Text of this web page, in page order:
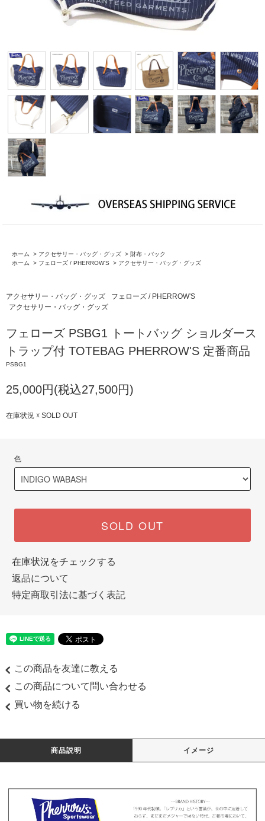
ホーム > アクセサリー・バッグ・グッズ > 財布・バック
ホーム
> フェローズ / PHERROW'S > アクセサリー・バッグ・グッズ
アクセサリー・バッグ・グッズ
フェローズ / PHERROW'S
アクセサリー・バッグ・グッズ
フェローズ PSBG1 トートバッグ ショルダース
トラップ付 TOTEBAG PHERROW'S 定番商品
PSBG1
25,000円(税込27,500円)
在庫状況 ☓ SOLD OUT
色
SOLD OUT
在庫状況をチェックする
返品について
特定商取引法に基づく表記
この商品を友達に教える
この商品について問い合わせる
買い物を続ける
商品説明 イメージ